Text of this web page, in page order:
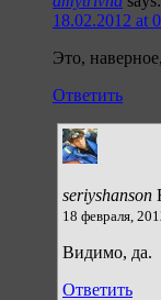
18.02.2012 at
Это,
Ответить
seriyshanson
18 февраля,
Видимо, да.
Ответить